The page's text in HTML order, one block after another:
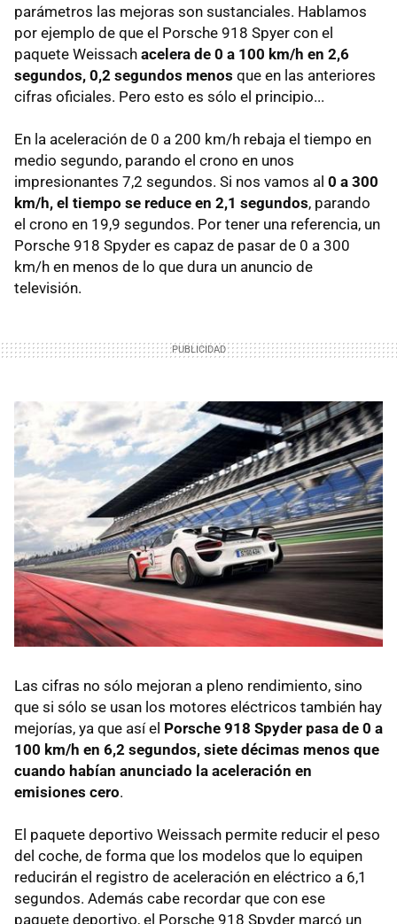
parámetros las mejoras son sustanciales. Hablamos
por ejemplo de que el Porsche 918 Spyer con el
paquete Weissach acelera de 0 a 100 km/h en 2,6
segundos, 0,2 segundos menos que en las anteriores
cifras oficiales. Pero esto es sólo el principio...
En la aceleración de 0 a 200 km/h rebaja el tiempo en
medio segundo, parando el crono en unos
impresionantes 7,2 segundos. Si nos vamos al 0 a 300
km/h, el tiempo se reduce en 2,1 segundos, parando
el crono en 19,9 segundos. Por tener una referencia, un
Porsche 918 Spyder es capaz de pasar de 0 a 300
km/h en menos de lo que dura un anuncio de
televisión.
Las cifras no sólo mejoran a pleno rendimiento, sino
que si sólo se usan los motores eléctricos también hay
mejorías, ya que así el Porsche 918 Spyder pasa de 0 a
100 km/h en 6,2 segundos, siete décimas menos que
cuando habían anunciado la aceleración en
emisiones cero.
El paquete deportivo Weissach permite reducir el peso
del coche, de forma que los modelos que lo equipen
reducirán el registro de aceleración en eléctrico a 6,1
segundos. Además cabe recordar que con ese
paquete deportivo, el Porsche 918 Spyder marcó un